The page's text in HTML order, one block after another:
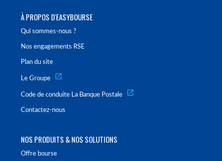
À PROPOS D'EASYBOURSE
Qui sommes-nous ?
Nos engagements RSE
Plan du site
Le Groupe
Code de conduite La Banque Postale
Contactez-nous
NOS PRODUITS & NOS SOLUTIONS
Offre bourse